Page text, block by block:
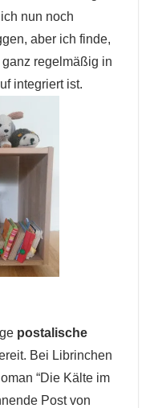
nun noch
aber ich finde,
regelmäßig in
integriert ist.
postalische
Bei Librinchen
“Die Kälte im
Post von